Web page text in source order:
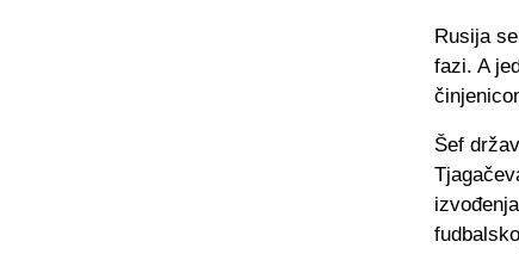
Rusija
fazi. A
Šef